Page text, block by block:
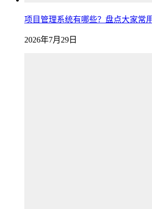
项目管理系统有哪些？盘点大家常
2026年7月29日